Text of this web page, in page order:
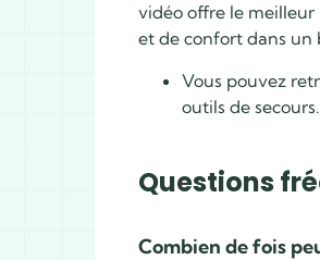
vidéo offre le
et de confort dans un
Vous pouvez
outils de secours.
Questions
Combien de fois